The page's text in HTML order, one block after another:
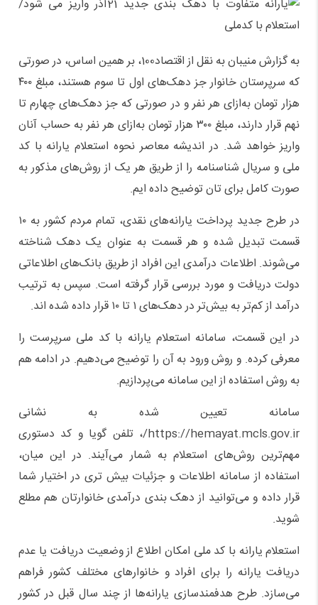
به گزارش منیبان به نقل از اقتصاد100، بر همین اساس، در صورتی
که سرپرستان خانوار جز دهک‌های اول تا سوم هستند، مبلغ ۴۰۰
هزار تومان به‌ازای هر نفر و در صورتی که جز دهک‌های چهارم تا
نهم قرار دارند، مبلغ ۳۰۰ هزار تومان به‌ازای هر نفر به حساب آنان
واریز خواهد شد. در اندیشه معاصر نحوه استعلام یارانه با کد
ملی و سریال شناسنامه را از طریق هر یک از روش‌های مذکور به
صورت کامل برای تان توضیح داده ایم.
در طرح جدید پرداخت یارانه‌های نقدی، تمام مردم کشور به ۱۰
قسمت تبدیل شده و هر قسمت به عنوان یک دهک شناخته
می‌شوند. اطلاعات درآمدی این افراد از طریق بانک‌های اطلاعاتی
دولت دریافت و مورد بررسی قرار گرفته است. سپس به ترتیب
درآمد از کم‌تر به بیش‌تر در دهک‌های ۱ تا ۱۰ قرار داده شده اند.
در این قسمت، سامانه استعلام یارانه با کد ملی سرپرست را
معرفی کرده. و روش ورود به آن را توضیح می‌دهیم. در ادامه هم
به روش استفاده از این سامانه می‌پردازیم.
سامانه تعیین شده به نشانی
https://hemayat.mcls.gov.ir/، تلفن گویا و کد دستوری
مهم‌ترین روش‌های استعلام به شمار می‌آیند. در این میان،
استفاده از سامانه اطلاعات و جزئیات بیش تری در اختیار شما
قرار داده و می‌توانید از دهک بندی درآمدی خانوارتان هم مطلع
شوید.
استعلام یارانه با کد ملی امکان اطلاع از وضعیت دریافت یا عدم
دریافت یارانه را برای افراد و خانوارهای مختلف کشور فراهم
می‌سازد. طرح هدفمندسازی یارانه‌ها از چند سال قبل در کشور